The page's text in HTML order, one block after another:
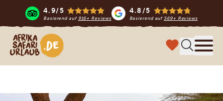
4.9/5
Basierend auf 916+ Reviews
4.8/5
Basierend auf569+ Reviews
Afrika Safari Urlaub